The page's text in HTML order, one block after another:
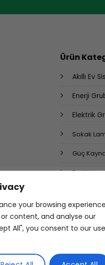
your browsing
content, and analyse our
All", you consent to our use
Ürün
Akıllı Ev
Enerji
Elektrik
Sokak
Güç